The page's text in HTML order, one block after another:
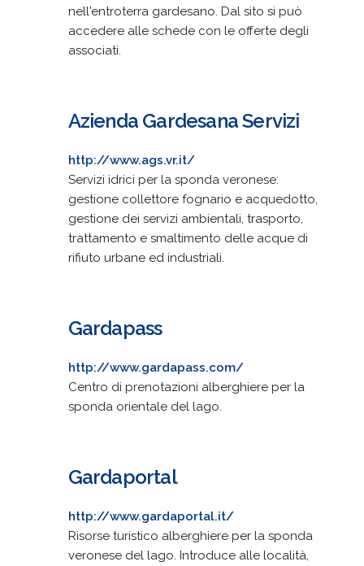
nell'entroterra gardesano. Dal sito si può
accedere alle schede con le offerte degli
associati.
Azienda Gardesana Servizi
http://www.ags.vr.it/
Servizi idrici per la sponda veronese:
gestione collettore fognario e acquedotto,
gestione dei servizi ambientali, trasporto,
trattamento e smaltimento delle acque di
rifiuto urbane ed industriali.
Gardapass
http://www.gardapass.com/
Centro di prenotazioni alberghiere per la
sponda orientale del lago.
Gardaportal
http://www.gardaportal.it/
Risorse turistico alberghiere per la sponda
veronese del lago. Introduce alle località,